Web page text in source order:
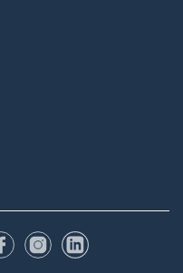
FacebookInstagram
LinkedIn